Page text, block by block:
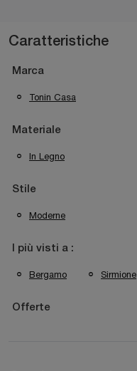
Caratteristiche
Marca
Tonin Casa
Materiale
In Legno
Stile
Moderne
I più visti a :
Bergamo Sirmione
Offerte